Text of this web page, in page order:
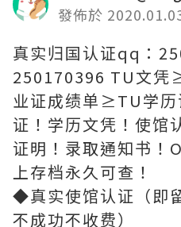
發佈於
真实归国认证qq：
250170396 TU文
业证成绩单≥TU学历
证！学历文凭！使馆
证明！录取通知书！
上存档永久可查！
◆真实使馆认证（即
不成功不收费）